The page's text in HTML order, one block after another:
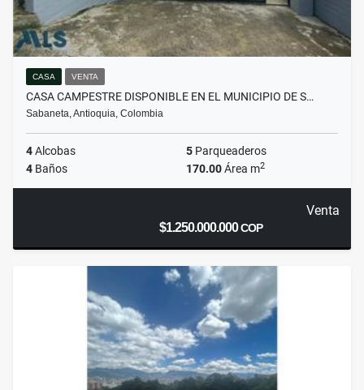
CASA VENTA
CASA CAMPESTRE DISPONIBLE EN EL MUNICIPIO DE S…
Sabaneta, Antioquia, Colombia
4Alcobas 5 Parqueaderos
4 Baños 170.00Área m2
Venta
$1.250.000.000COP